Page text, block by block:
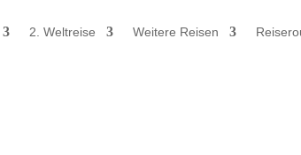
2. Weltreise Weitere Reisen